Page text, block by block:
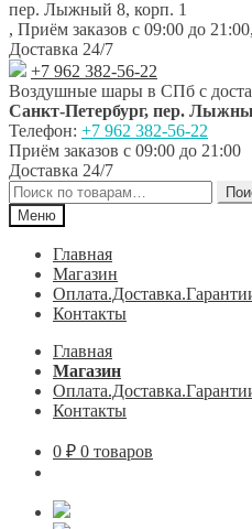
пер. Лыжный 8, корп. 1
, Приём заказов с 09:00 до 21:00,
Доставка 24/7
+7 962 382-56-22
Воздушные шары в СПб с
Санкт-Петербург, пер.
Телефон: +7 962 382-56-22
Приём заказов с 09:00 до 21:00
Доставка 24/7
Искать:
Меню
Главная
Магазин
Контакты
Главная
Магазин
Контакты
0 ₽ 0 товаров